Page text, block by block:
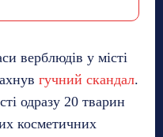
верблюдів у місті
гучний скандал.
одразу 20 тварин
косметичних